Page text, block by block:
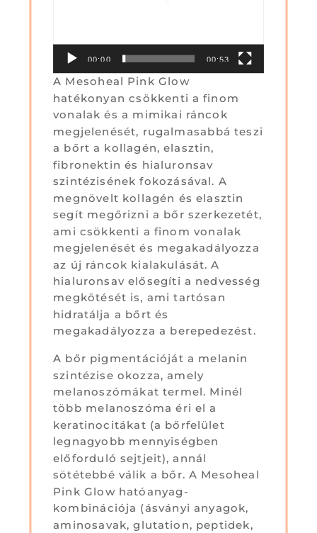
00:00 00:53
A Mesoheal Pink Glow
hatékonyan csökkenti a finom
vonalak és a mimikai ráncok
megjelenését, rugalmasabbá teszi
a bőrt a kollagén, elasztin,
fibronektin és hialuronsav
szintézisének fokozásával. A
megnövelt kollagén és elasztin
segít megőrizni a bőr szerkezetét,
ami csökkenti a finom vonalak
megjelenését és megakadályozza
az új ráncok kialakulását. A
hialuronsav elősegíti a nedvesség
megkötését is, ami tartósan
hidratálja a bőrt és
megakadályozza a berepedezést.
A bőr pigmentációját a melanin
szintézise okozza, amely
melanoszómákat termel. Minél
több melanoszóma éri el a
keratinocitákat (a bőrfelület
legnagyobb mennyiségben
előforduló sejtjeit), annál
sötétebbé válik a bőr. A Mesoheal
Pink Glow hatóanyag-
kombinációja (ásványi anyagok,
aminosavak, glutation, peptidek,